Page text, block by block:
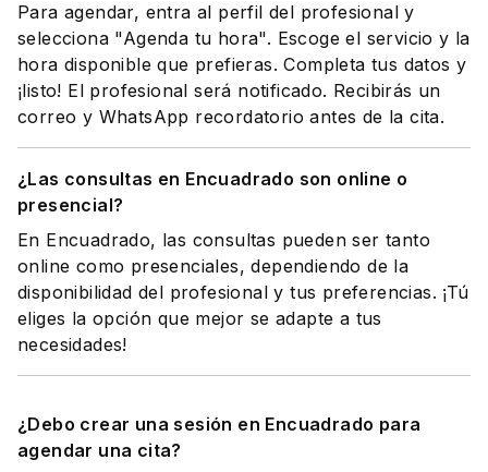
Para agendar, entra al perfil del profesional y
selecciona "Agenda tu hora". Escoge el servicio y la
hora disponible que prefieras. Completa tus datos y
¡listo! El profesional será notificado. Recibirás un
correo y WhatsApp recordatorio antes de la cita.
¿Las consultas en Encuadrado son online o
presencial?
En Encuadrado, las consultas pueden ser tanto
online como presenciales, dependiendo de la
disponibilidad del profesional y tus preferencias. ¡Tú
eliges la opción que mejor se adapte a tus
necesidades!
¿Debo crear una sesión en Encuadrado para
agendar una cita?